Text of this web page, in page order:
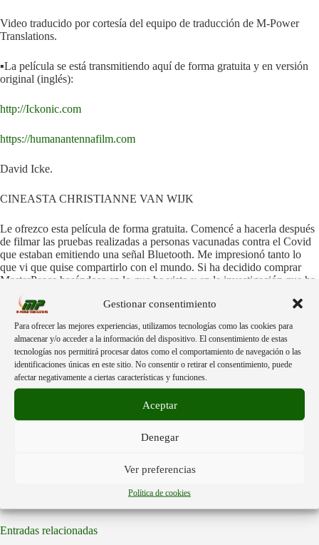
Gestionar consentimiento
Para ofrecer las mejores experiencias, utilizamos tecnologías como las cookies para
almacenar y/o acceder a la información del dispositivo. El consentimiento de estas
tecnologías nos permitirá procesar datos como el comportamiento de navegación o las
identificaciones únicas en este sitio. No consentir o retirar el consentimiento, puede
afectar negativamente a ciertas características y funciones.
Aceptar
Denegar
Ver preferencias
Política de cookies
Video traducido por cortesía del equipo de traducción de M-Power
Translations.
▪️La película se está transmitiendo aquí de forma gratuita y en versión
original (inglés):
http://Ickonic.com
https://humanantennafilm.com
David Icke.
CINEASTA CHRISTIANNE VAN WIJK
Le ofrezco esta película de forma gratuita. Comencé a hacerla después
de filmar las pruebas realizadas a personas vacunadas contra el Covid
que estaban emitiendo una señal Bluetooth. Me impresionó tanto lo
que vi que quise compartirlo con el mundo. Si ha decidido comprar
MasterPeace basándose en lo que ha visto y en la investigación que ha
Esta comisión ayudará a financiar la realización de esta película, ya
📺 Odysee:
https://odysee.com/@mpowertranslations:e/LA-ANTENA-
HUMANA-Podemos-revertir-la-Agenda-Transhumanista:0
Entradas relacionadas